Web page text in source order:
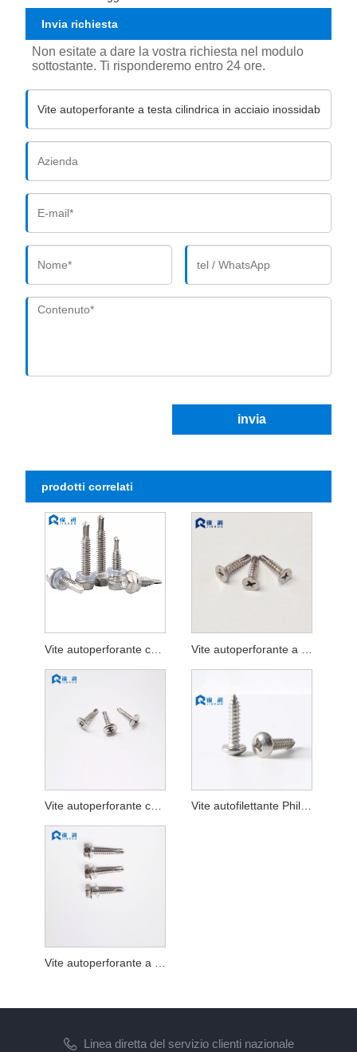
Invia richiesta
Non esitate a dare la vostra richiesta nel modulo
sottostante. Ti risponderemo entro 24 ore.
invia
prodotti correlati
Vite autoperforante con testa a rondella esagonale in acciaio inossidabile
Vite autoperforante con testa a traliccio modificata in acciaio inossidabile Vite autofilettante Phillips a testa cilindrica in acciaio inossidabile DIN7981
Linea diretta del servizio clienti nazionale